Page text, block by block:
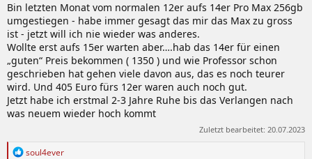
Bin letzten Monat vom normalen 12er aufs 14er Pro Max 256gb
umgestiegen - habe immer gesagt das mir das Max zu gross
ist - jetzt will ich nie wieder was anderes.
Wollte erst aufs 15er warten aber….hab das 14er für einen
„guten“ Preis bekommen ( 1350 ) und wie Professor schon
geschrieben hat gehen viele davon aus, das es noch teurer
wird. Und 405 Euro fürs 12er waren auch noch gut.
Jetzt habe ich erstmal 2-3 Jahre Ruhe bis das Verlangen nach
was neuem wieder hoch kommt
Zuletzt bearbeitet: 20.07.2023
R
soul4ever